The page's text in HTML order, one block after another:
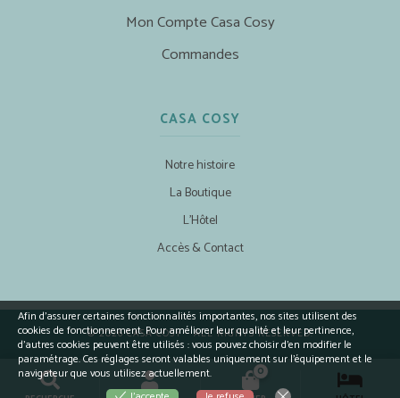
0
Mon Compte Casa Cosy
Commandes
CASA COSY
Notre histoire
La Boutique
L’Hôtel
Accès & Contact
© 2026 CASA COSY - ALL RIGHTS RESERVED.
Afin d’assurer certaines fonctionnalités importantes, nos sites utilisent des
cookies de fonctionnement. Pour améliorer leur qualité et leur pertinence,
d’autres cookies peuvent être utilisés : vous pouvez choisir d'en modifier le
paramétrage. Ces réglages seront valables uniquement sur l’équipement et le
navigateur que vous utilisez actuellement.